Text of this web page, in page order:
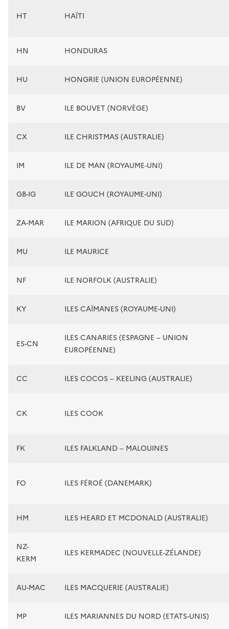
HT HAÏTI
HN HONDURAS
HU HONGRIE (UNION EUROPÉENNE)
BV ILE BOUVET (NORVÈGE)
CX ILE CHRISTMAS (AUSTRALIE)
IM ILE DE MAN (ROYAUME-UNI)
GB-IG ILE GOUCH (ROYAUME-UNI)
ZA-MAR ILE MARION (AFRIQUE DU SUD)
MU ILE MAURICE
NF ILE NORFOLK (AUSTRALIE)
KY ILES CAÏMANES (ROYAUME-UNI)
ES-CN
ILES CANARIES (ESPAGNE – UNION
EUROPÉENNE)
CC ILES COCOS – KEELING (AUSTRALIE)
CK ILES COOK
FK ILES FALKLAND – MALOUINES
FO ILES FÉROÉ (DANEMARK)
HM ILES HEARD ET MCDONALD (AUSTRALIE)
NZ-
KERM
ILES KERMADEC (NOUVELLE-ZÉLANDE)
AU-MAC ILES MACQUERIE (AUSTRALIE)
MP ILES MARIANNES DU NORD (ETATS-UNIS)